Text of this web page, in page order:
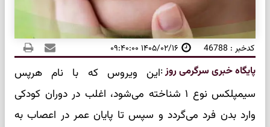
کدخبر : 46788 ۱۴۰۵/۰۲/۱۶ ۰۹:۴۰:۰۰
پایگاه خبری سرگرمی روز:این ویروس که با نام هرپس
سیمپلکس نوع ۱ شناخته می‌شود، اغلب در دوران کودکی
وارد بدن فرد می‌گردد و سپس تا پایان عمر در اعصاب به